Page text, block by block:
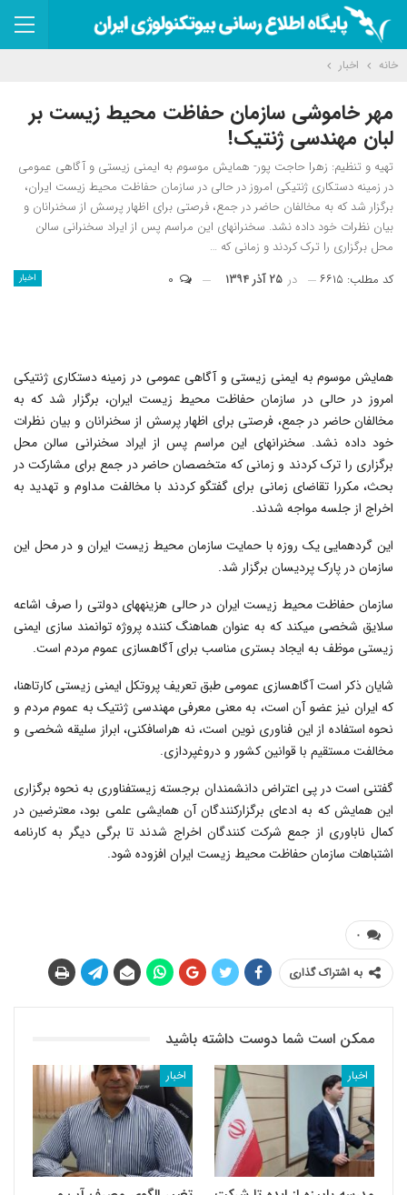
خانه اخبار
مهر خاموشی سازمان حفاظت محیط زیست بر
لبان مهندسی ژنتیک!
تهیه و تنظیم: زهرا حاجت پور- همایش موسوم به ایمنی زیستی و آگاهی عمومی
در زمینه دستکاری ژنتیکی امروز در حالی در سازمان حفاظت محیط زیست ایران،
برگزار شد که به مخالفان حاضر در جمع، فرصتی برای اظهار پرسش از سخنرانان و
بیان نظرات خود داده نشد. سخنران‎های این مراسم پس از ایراد سخنرانی سالن
محل برگزاری را ترک کردند و زمانی که …
اخبار کد مطلب: ۶۶۱۵ در ۲۵ آذر ۱۳۹۴
همایش موسوم به ایمنی زیستی و آگاهی عمومی در زمینه دستکاری ژنتیکی
امروز در حالی در سازمان حفاظت محیط زیست ایران، برگزار شد که به
مخالفان حاضر در جمع، فرصتی برای اظهار پرسش از سخنرانان و بیان نظرات
خود داده نشد. سخنران‎های این مراسم پس از ایراد سخنرانی سالن محل
برگزاری را ترک کردند و زمانی که متخصصان حاضر در جمع برای مشارکت در
بحث، مکررا تقاضای زمانی برای گفتگو کردند با مخالفت مداوم و تهدید به
اخراج از جلسه مواجه شدند.
این گردهمایی یک روزه با حمایت سازمان محیط زیست ایران و در محل این
سازمان در پارک پردیسان برگزار شد.
سازمان حفاظت محیط زیست ایران در حالی هزینه‎های دولتی را صرف اشاعه
سلایق شخصی می‎کند که به عنوان هماهنگ کننده پروژه توانمند سازی ایمنی
زیستی موظف به ایجاد بستری مناسب برای آگاه‎سازی عموم مردم است.
شایان ذکر است آگاه‎سازی عمومی طبق تعریف پروتکل ایمنی زیستی کارتاهنا،
که ایران نیز عضو آن است، به معنی معرفی مهندسی ژنتیک به عموم مردم و
نحوه استفاده از این فناوری نوین است، نه هراس‎افکنی، ابراز سلیقه شخصی و
مخالفت مستقیم با قوانین کشور و دروغپردازی.
گفتنی است در پی اعتراض دانشمندان برجسته زیست‎فناوری به نحوه برگزاری
این همایش که به ادعای برگزارکنندگان آن همایشی علمی بود، معترضین در
کمال ناباوری از جمع شرکت کنندگان اخراج شدند تا برگی دیگر به کارنامه
اشتباهات سازمان حفاظت محیط زیست ایران افزوده شود.
۰
به اشتراک گذاری
ممکن است شما دوست داشته باشید
اخبار اخبار